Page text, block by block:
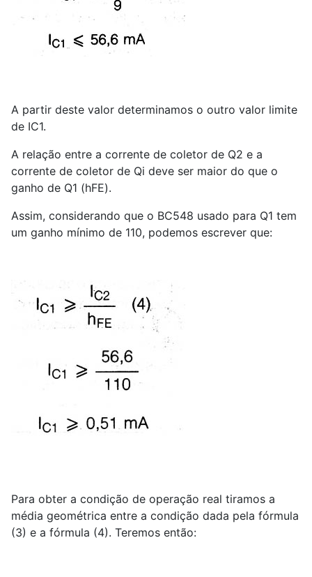
A partir deste valor determinamos o outro valor limite
de IC1.
A relação entre a corrente de coletor de Q2 e a
corrente de coletor de Qi deve ser maior do que o
ganho de Q1 (hFE).
Assim, considerando que o BC548 usado para Q1 tem
um ganho mínimo de 110, podemos escrever que:
Para obter a condição de operação real tiramos a
média geométrica entre a condição dada pela fórmula
(3) e a fórmula (4). Teremos então: